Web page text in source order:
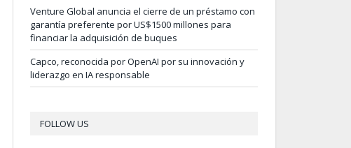
Venture Global anuncia el cierre de un préstamo con
garantía preferente por US$1500 millones para
financiar la adquisición de buques
Capco, reconocida por OpenAI por su innovación y
liderazgo en IA responsable
FOLLOW US